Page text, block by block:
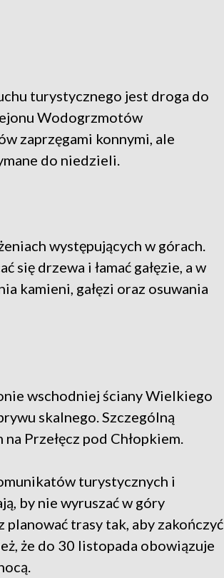
turystycznego jest droga do
Wodogrzmotów
zaprzęgami konnymi, ale
do niedzieli.
występujących w górach.
się drzewa i łamać gałęzie, a w
kamieni, gałęzi oraz osuwania
wschodniej ściany Wielkiego
skalnego. Szczególną
Przełęcz pod Chłopkiem.
turystycznych i
by nie wyruszać w góry
trasy tak, aby zakończyć
że do 30 listopada obowiązuje